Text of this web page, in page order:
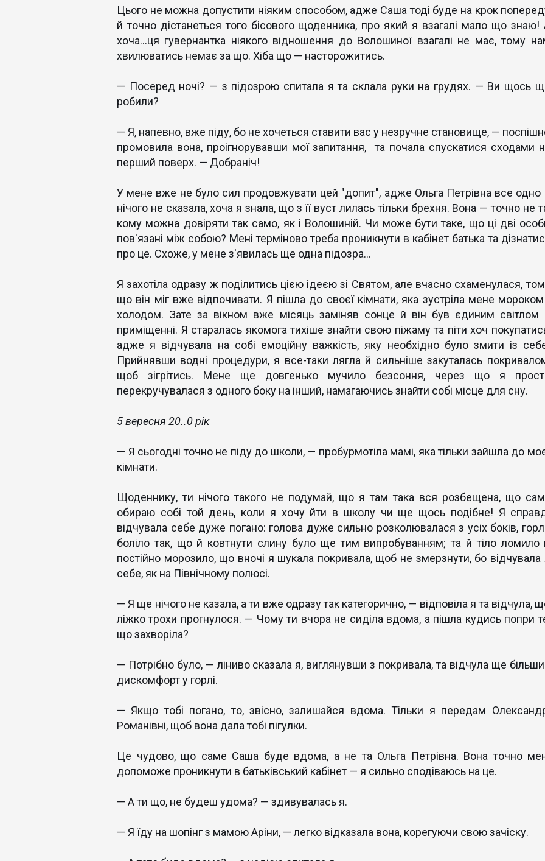
Цього не можна допустити ніяким способом, адже Саша тоді буде на крок
й точно дістанеться того бісового щоденника, про який я взагалі мало що знаю!
хоча...ця гувернантка ніякого відношення до Волошиної взагалі не має, тому
хвилюватись немає за що. Хіба що — насторожитись.
— Посеред ночі? — з підозрою спитала я та склала руки на грудях. — Ви щось
робили?
— Я, напевно, вже піду, бо не хочеться ставити вас у незручне становище, —
промовила вона, проігнорувавши мої запитання, та почала спускатися сходами
перший поверх. — Добраніч!
У мене вже не було сил продовжувати цей "допит", адже Ольга Петрівна все одно
нічого не сказала, хоча я знала, що з її вуст лилась тільки брехня. Вона — точно не
кому можна довіряти так само, як і Волошиній. Чи може бути таке, що ці дві
пов'язані між собою? Мені терміново треба проникнути в кабінет батька та
про це. Схоже, у мене з'явилась ще одна підозра...
Я захотіла одразу ж поділитись цією ідеєю зі Святом, але вчасно схаменулася,
що він міг вже відпочивати. Я пішла до своєї кімнати, яка зустріла мене мороком
холодом. Зате за вікном вже місяць заміняв сонце й він був єдиним світлом
приміщенні. Я старалась якомога тихіше знайти свою піжаму та піти хоч
адже я відчувала на собі емоційну важкість, яку необхідно було змити із
Прийнявши водні процедури, я все-таки лягла й сильніше закуталась
щоб зігрітись. Мене ще довгенько мучило безсоння, через що я
перекручувалася з одного боку на інший, намагаючись знайти собі місце для сну.
5 вересня 20..0 рік
— Я сьогодні точно не піду до школи, — пробурмотіла мамі, яка тільки зайшла до
кімнати.
Щоденнику, ти нічого такого не подумай, що я там така вся розбещена, що
обираю собі той день, коли я хочу йти в школу чи ще щось подібне! Я
відчувала себе дуже погано: голова дуже сильно розколювалася з усіх боків,
боліло так, що й ковтнути слину було ще тим випробуванням; та й тіло ломило
постійно морозило, що вночі я шукала покривала, щоб не змерзнути, бо відчувала
себе, як на Північному полюсі.
— Я ще нічого не казала, а ти вже одразу так категорично, — відповіла я та відчула,
ліжко трохи прогнулося. — Чому ти вчора не сиділа вдома, а пішла кудись попри
що захворіла?
— Потрібно було, — ліниво сказала я, виглянувши з покривала, та відчула ще
дискомфорт у горлі.
— Якщо тобі погано, то, звісно, залишайся вдома. Тільки я передам
Романівні, щоб вона дала тобі пігулки.
Це чудово, що саме Саша буде вдома, а не та Ольга Петрівна. Вона точно
допоможе проникнути в батьківський кабінет — я сильно сподіваюсь на це.
— А ти що, не будеш удома? — здивувалась я.
— Я їду на шопінг з мамою Аріни, — легко відказала вона, корегуючи свою зачіску.